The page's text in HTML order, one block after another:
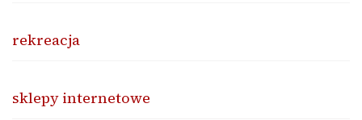
rekreacja
sklepy internetowe